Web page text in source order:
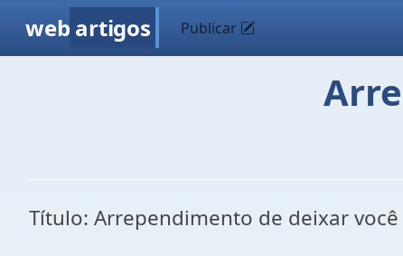
web artigos Publicar
Título: Arrependimento de deixar você